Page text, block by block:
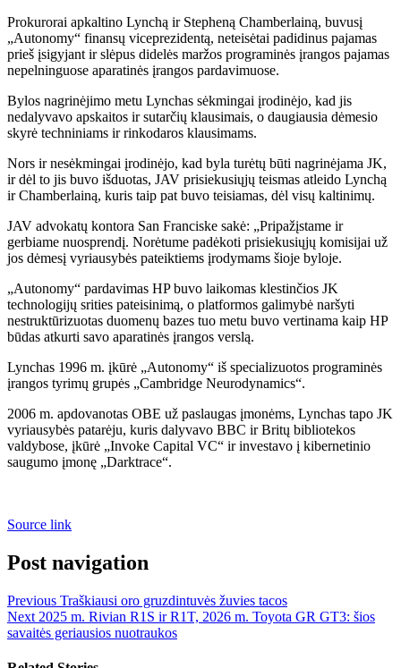
Prokurorai apkaltino Lynchą ir Stepheną Chamberlainą, buvusį
„Autonomy“ finansų viceprezidentą, neteisėtai padidinus pajamas
prieš įsigyjant ir slėpus didelės maržos programinės įrangos pajamas
nepelninguose aparatinės įrangos pardavimuose.
Bylos nagrinėjimo metu Lynchas sėkmingai įrodinėjo, kad jis
nedalyvavo apskaitos ir sutarčių klausimais, o daugiausia dėmesio
skyrė techniniams ir rinkodaros klausimams.
Nors ir nesėkmingai įrodinėjo, kad byla turėtų būti nagrinėjama JK,
ir dėl to jis buvo išduotas, JAV prisiekusiųjų teismas atleido Lynchą
ir Chamberlainą, kuris taip pat buvo teisiamas, dėl visų kaltinimų.
JAV advokatų kontora San Franciske sakė: „Pripažįstame ir
gerbiame nuosprendį. Norėtume padėkoti prisiekusiųjų komisijai už
jos dėmesį vyriausybės pateiktiems įrodymams šioje byloje.
„Autonomy“ pardavimas HP buvo laikomas klestinčios JK
technologijų srities pateisinimą, o platformos galimybė naršyti
nestruktūrizuotas duomenų bazes tuo metu buvo vertinama kaip HP
būdas atkurti savo aparatinės įrangos verslą.
Lynchas 1996 m. įkūrė „Autonomy“ iš specializuotos programinės
įrangos tyrimų grupės „Cambridge Neurodynamics“.
2006 m. apdovanotas OBE už paslaugas įmonėms, Lynchas tapo JK
vyriausybės patarėju, kuris dalyvavo BBC ir Britų bibliotekos
valdybose, įkūrė „Invoke Capital VC“ ir investavo į kibernetinio
saugumo įmonę „Darktrace“.
Source link
Post navigation
Previous Traškiausi oro gruzdintuvės žuvies tacos
Next 2025 m. Rivian R1S ir R1T, 2026 m. Toyota GR GT3: šios
savaitės geriausios nuotraukos